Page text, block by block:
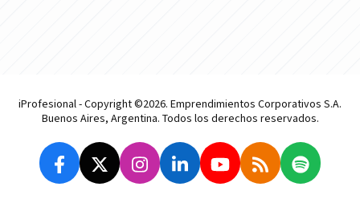
iProfesional - Copyright ©2026. Emprendimientos Corporativos S.A.
Buenos Aires, Argentina. Todos los derechos reservados.